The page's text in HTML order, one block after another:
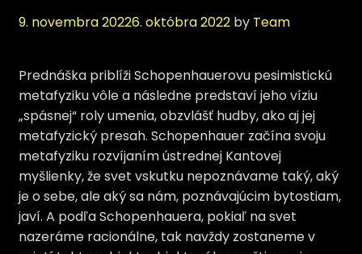
9. novembra 20226. októbra 2022 by Team
Prednáška priblíži Schopenhauerovu pesimistickú
metafyziku vôle a následne predstaví jeho víziu
„spásnej“ roly umenia, obzvlášť hudby, ako aj jej
metafyzický presah. Schopenhauer začína svoju
metafyziku rozvíjaním ústrednej Kantovej
myšlienky, že svet vskutku nepoznávame taký, aký
je o sebe, ale aký sa nám, poznávajúcim bytostiam,
javí. A podľa Schopenhauera, pokiaľ na svet
nazeráme racionálne, tak navždy zostaneme v